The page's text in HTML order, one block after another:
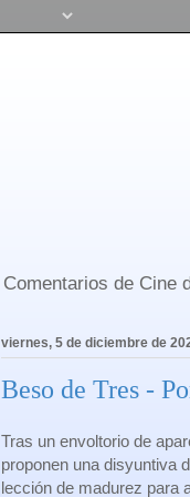
Comentarios de Cine
viernes, 5 de diciembre de
Beso de Tres -
Tras un envoltorio de
proponen una disyuntiva
lección de madurez para